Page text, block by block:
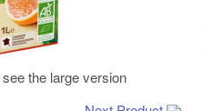
the large version